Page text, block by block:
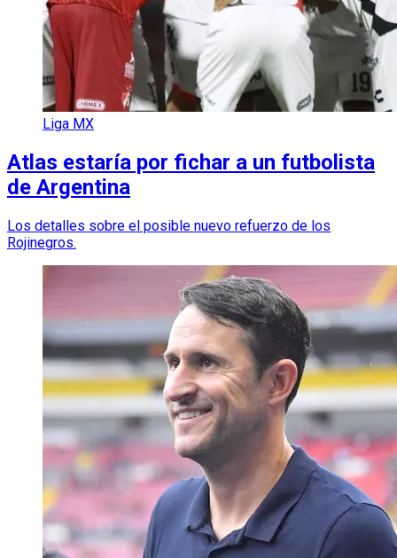
Liga MX
Atlas estaría por fichar a un futbolista
de Argentina
Los detalles sobre el posible nuevo refuerzo de los
Rojinegros.